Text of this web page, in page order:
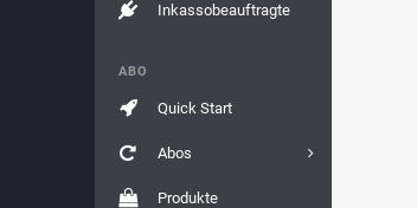
Inkassobeauftragte
ABO
Quick Start
Abos
Produkte